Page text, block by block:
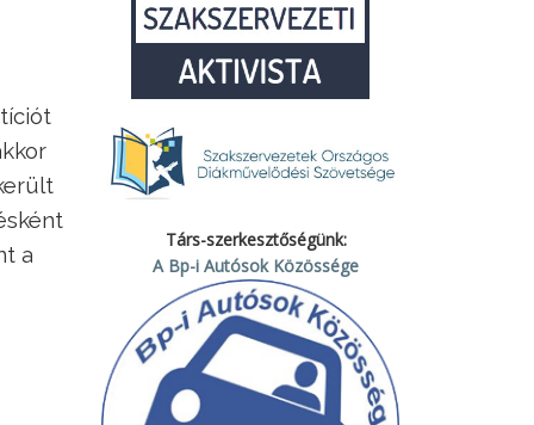
a
Társ-szerkesztőségünk:
A Bp-i Autósok Közössége